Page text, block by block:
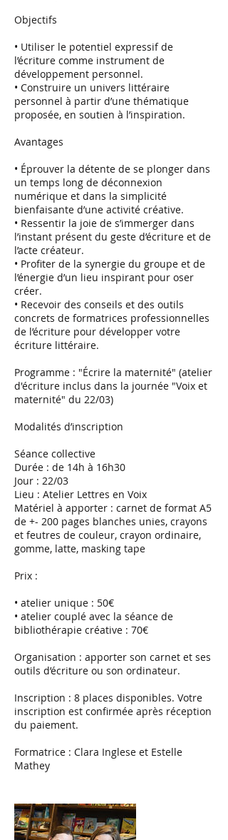
Objectifs
• Utiliser le potentiel expressif de
l’écriture comme instrument de
développement personnel.
• Construire un univers littéraire
personnel à partir d’une thématique
proposée, en soutien à l’inspiration.
Avantages
• Éprouver la détente de se plonger dans
un temps long de déconnexion
numérique et dans la simplicité
bienfaisante d’une activité créative.
• Ressentir la joie de s’immerger dans
l’instant présent du geste d’écriture et de
l’acte créateur.
• Profiter de la synergie du groupe et de
l’énergie d’un lieu inspirant pour oser
créer.
• Recevoir des conseils et des outils
concrets de formatrices professionnelles
de l’écriture pour développer votre
écriture littéraire.
Programme : "Écrire la maternité" (atelier
d'écriture inclus dans la journée "Voix et
maternité" du 22/03)
Modalités d’inscription
Séance collective
Durée : de 14h à 16h30
Jour : 22/03
Lieu : Atelier Lettres en Voix
Matériel à apporter : carnet de format A5
de +- 200 pages blanches unies, crayons
et feutres de couleur, crayon ordinaire,
gomme, latte, masking tape
Prix :
• atelier unique : 50€
• atelier couplé avec la séance de
bibliothérapie créative : 70€
Organisation : apporter son carnet et ses
outils d’écriture ou son ordinateur.
Inscription : 8 places disponibles. Votre
inscription est confirmée après réception
du paiement.
Formatrice : Clara Inglese et Estelle
Mathey